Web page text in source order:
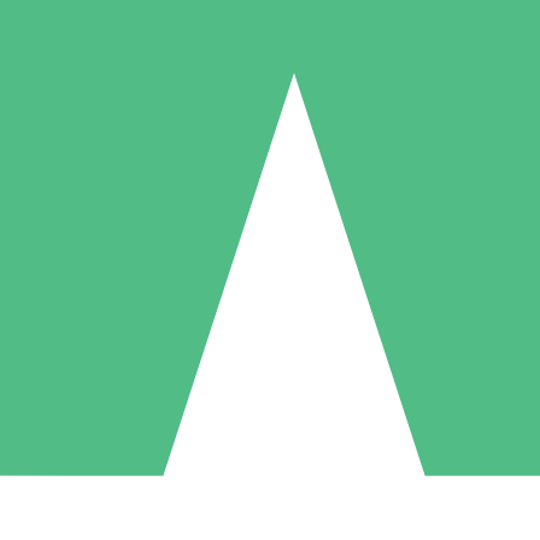
Packs de Crédits Individuels
à l'utilisation avec des crédits de téléchargement. Sans engagement
5 Téléchargements
US$